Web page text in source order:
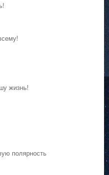
жизнь!
полярность